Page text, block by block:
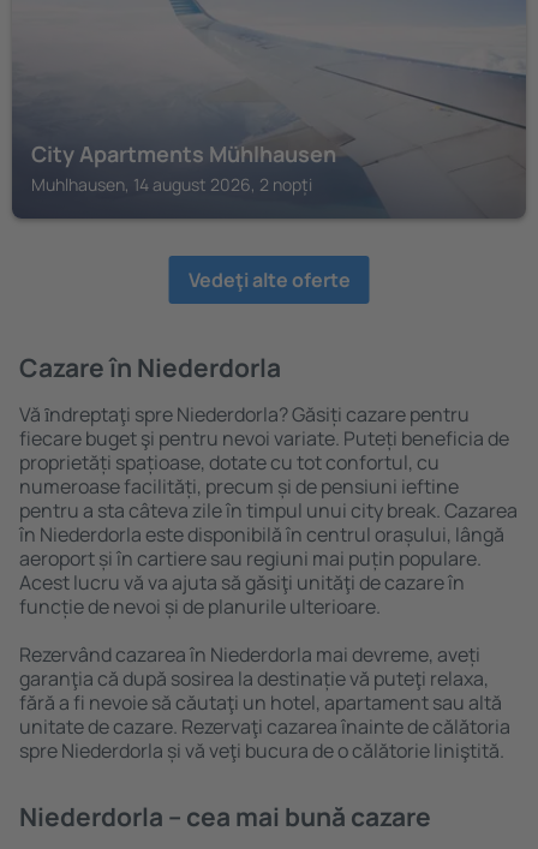
City Apartments Mühlhausen
Muhlhausen, 14 august 2026, 2 nopți
Vedeţi alte oferte
Cazare în Niederdorla
Vă ȋndreptaţi spre Niederdorla? Găsiți cazare pentru
fiecare buget şi pentru nevoi variate. Puteți beneficia de
proprietăți spațioase, dotate cu tot confortul, cu
numeroase facilități, precum și de pensiuni ieftine
pentru a sta câteva zile în timpul unui city break. Cazarea
în Niederdorla este disponibilă în centrul orașului, lângă
aeroport și în cartiere sau regiuni mai puțin populare.
Acest lucru vă va ajuta să găsiţi unităţi de cazare în
funcție de nevoi și de planurile ulterioare.
Rezervând cazarea în Niederdorla mai devreme, aveți
garanţia că după sosirea la destinație vă puteţi relaxa,
fără a fi nevoie să căutaţi un hotel, apartament sau altă
unitate de cazare. Rezervaţi cazarea înainte de călătoria
spre Niederdorla și vă veţi bucura de o călătorie liniştită.
Niederdorla – cea mai bună cazare